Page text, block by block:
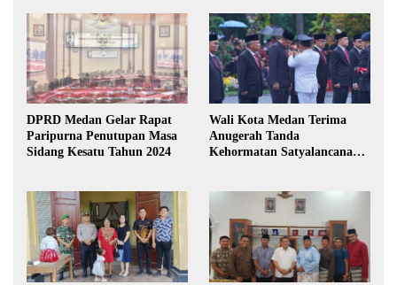
DPRD Medan Gelar Rapat
Paripurna Penutupan Masa
Sidang Kesatu Tahun 2024
Wali Kota Medan Terima
Anugerah Tanda
Kehormatan Satyalancana